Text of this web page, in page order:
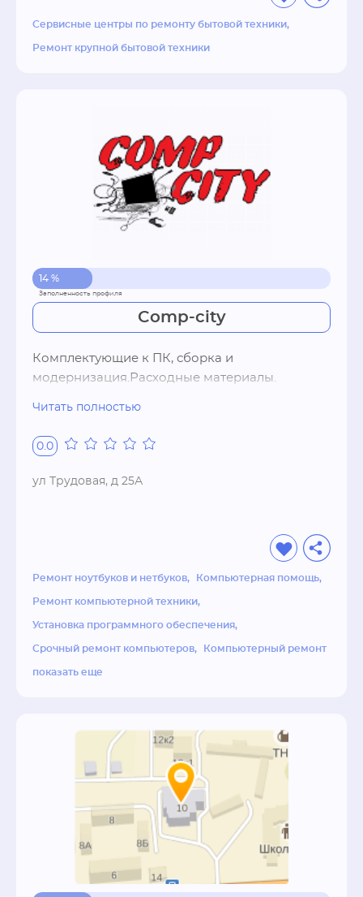
Сервисные центры по ремонту бытовой техники
Ремонт крупной бытовой техники
14 %
Comp-city
Комплектующие к ПК, сборка и
модернизация.Расходные материалы.
в. Настройка программного обеспечения.
Удаление вирусов.Восстановление данных.
Читать полностью
0.0
ул Трудовая, д 25А
Ремонт ноутбуков и нетбуков Компьютерная помощь
Ремонт компьютерной техники
Установка программного обеспечения
Срочный ремонт компьютеров Компьютерный ремонт
показать еще